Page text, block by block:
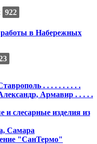
922
работы в Набережных
. . . . . . . . . .
Армавир . . . . .
и слесарные изделия из
Самара
"СанТермо"